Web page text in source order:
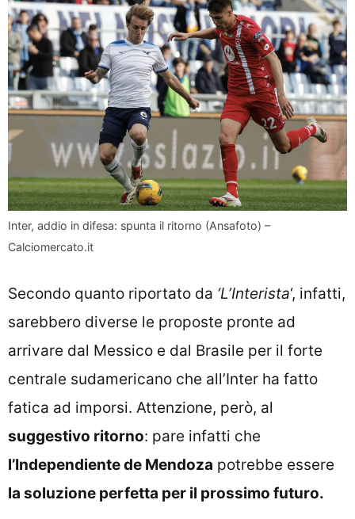
Inter, addio in difesa: spunta il ritorno (Ansafoto) –
Calciomercato.it
Secondo quanto riportato da ‘L’Interista‘, infatti,
sarebbero diverse le proposte pronte ad
arrivare dal Messico e dal Brasile per il forte
centrale sudamericano che all’Inter ha fatto
fatica ad imporsi. Attenzione, però, al
suggestivo ritorno: pare infatti che
l’Independiente de Mendoza potrebbe essere
la soluzione perfetta per il prossimo futuro.